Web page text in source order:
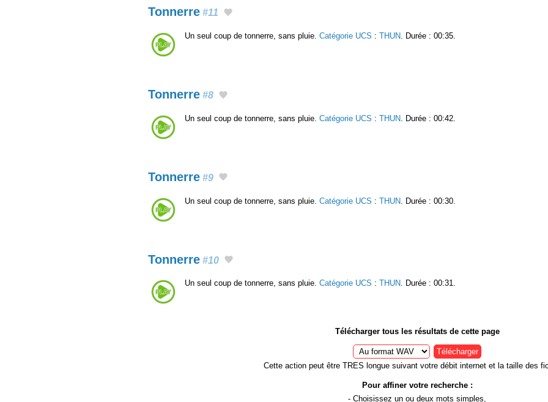
Tonnerre #11
Un seul coup de tonnerre, sans pluie. Catégorie UCS : THUN . Durée : 00:35.
Tonnerre #8
Un seul coup de tonnerre, sans pluie. Catégorie UCS : THUN . Durée : 00:42.
Tonnerre #9
Un seul coup de tonnerre, sans pluie. Catégorie UCS : THUN . Durée : 00:30.
Tonnerre #10
Un seul coup de tonnerre, sans pluie. Catégorie UCS : THUN. Durée : 00:31.
Télécharger tous les résultats de cette page
Télécharger
Cette action peut être TRES longue suivant votre débit internet et la taille des
Pour affiner votre recherche :
- Choisissez un ou deux mots simples,